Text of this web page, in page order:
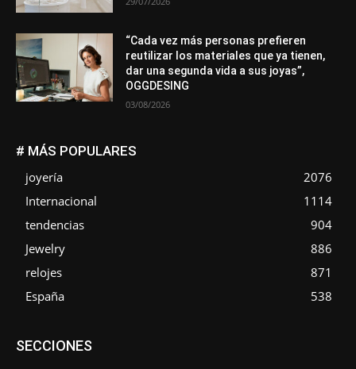
“Cada vez más personas prefieren
reutilizar los materiales que ya tienen,
dar una segunda vida a sus joyas”,
OGGDESING
03/08/2026
# MÁS POPULARES
joyería
2076
Internacional
1114
tendencias
904
Jewelry
886
relojes
871
España
538
SECCIONESAsociaciones
Entrevistas